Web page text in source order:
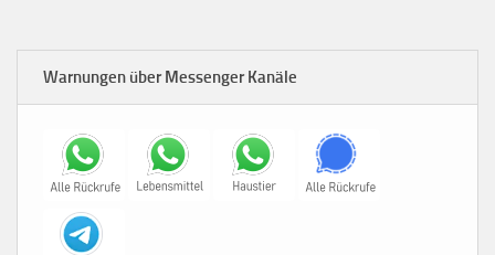
Warnungen über Messenger Kanäle